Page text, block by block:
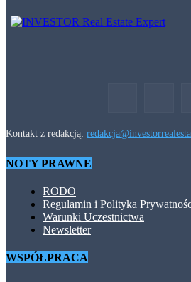
Kontakt z redakcją:
NOTY PRAWNE
RODO
Regulamin i Polityka
Warunki Uczestnictwa
Newsletter
WSPÓŁPRACA